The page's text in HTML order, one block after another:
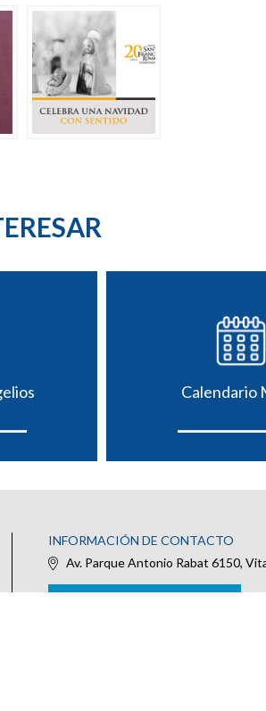
Calendario
INFORMACIÓN DE CONTACTO
Av. Parque Antonio Rabat 6150,